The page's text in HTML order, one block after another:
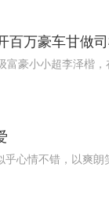
百万豪车甘做
豪小小超李泽楷
心情不错，以爽